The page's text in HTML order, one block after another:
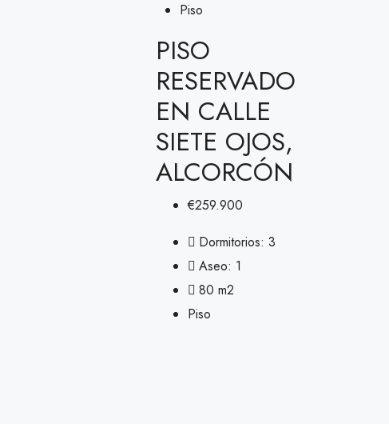
Piso
PISO
RESERVADO
EN CALLE
SIETE OJOS,
ALCORCÓN
€259.900
Dormitorios: 3
Aseo: 1
80 m2
Piso